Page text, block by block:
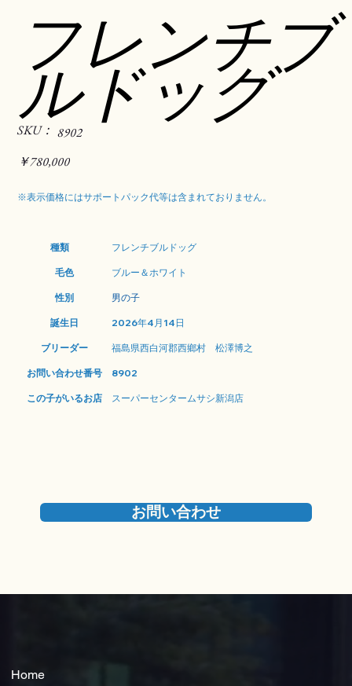
フレンチブ
ルドッグ
SKU：
SKU：
8902
8902
価
格￥780,000
※表示価格にはサポートパック代等は含まれておりません。
種類 フレンチブルドッグ
毛色 ブルー＆ホワイト
性別 男の子
誕生日 2026年4月14日
ブリーダー 福島県西白河郡西鄉村 松澤博之
お問い合わせ番号 8902
この子がいるお店 スーパーセンタームサシ新潟店
お問い合わせ
Home